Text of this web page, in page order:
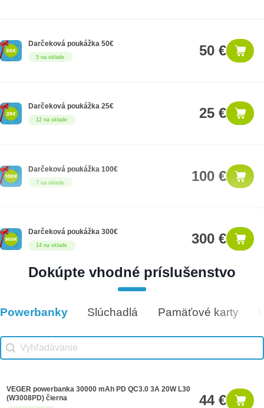
5 na sklade
Darčeková poukážka 50€ 50 €
12 na sklade
Darčeková poukážka 25€ 25 €
7 na sklade
Darčeková poukážka 100€ 100 €
14 na sklade
Darčeková poukážka 300€ 300 €
9 na sklade
Dokúpte vhodné príslušenstvo
Vhodné príslušenstvo
Powerbanky Slúchadlá Pamäťové karty
Vhodné príslušenstvo search
Search content
VEGER powerbanka 30000 mAh PD QC3.0 3A 20W L30
(W3008PD) čierna
44 €